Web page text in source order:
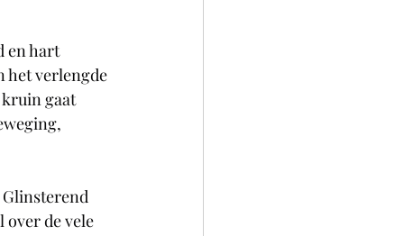
en hart
het verlengde
kruin gaat
over de vele